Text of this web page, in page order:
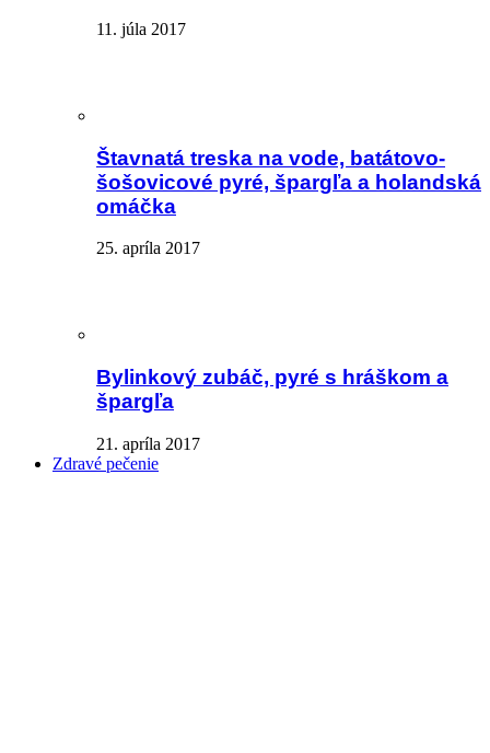
11. júla 2017
Štavnatá treska na vode, batátovo-
šošovicové pyré, špargľa a holandská
omáčka
25. apríla 2017
Bylinkový zubáč, pyré s hráškom a
špargľa
21. apríla 2017
Zdravé pečenie